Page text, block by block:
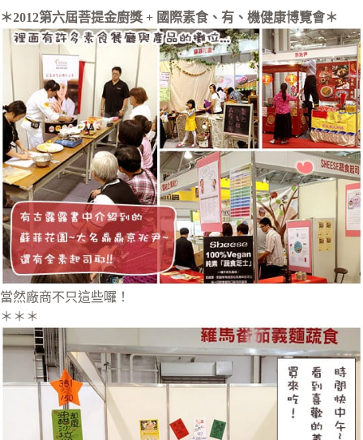
＊2012第六屆菩提金廚獎 + 國際素食、有、機健康博覽會＊
當然廠商不只這些囉！
＊＊＊